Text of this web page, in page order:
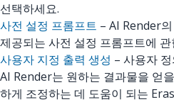
선택하세요.
사전 설정 프롬프트 – AI Render
제공되는 사전 설정 프롬프트에
사용자 지정 출력 생성 – 사용자
AI Render는 원하는 결과물을 얻
하게 조정하는 데 도움이 되는